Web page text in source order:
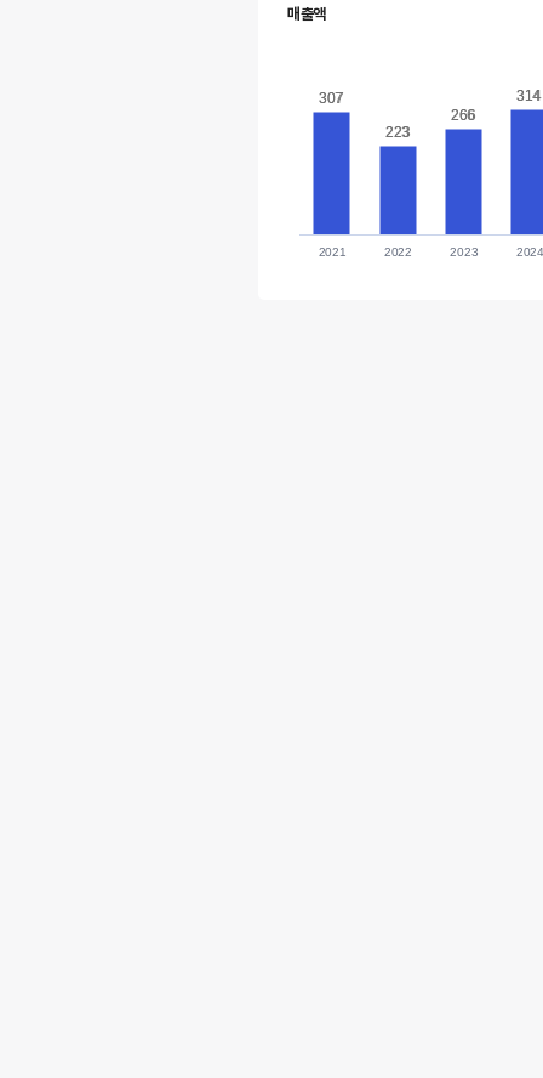
매출액
307
307
223
223
266
266
314
314
2021 2022 2023